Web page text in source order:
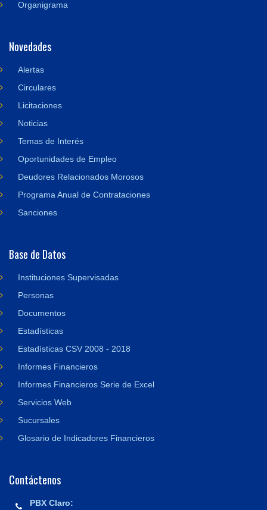
Organigrama
Novedades
Alertas
Circulares
Licitaciones
Noticias
Temas de Interés
Oportunidades de Empleo
Deudores Relacionados Morosos
Programa Anual de Contrataciones
Sanciones
Base de Datos
Instituciones Supervisadas
Personas
Documentos
Estadísticas
Estadísticas CSV 2008 - 2018
Informes Financieros
Informes Financieros Serie de Excel
Servicios Web
Sucursales
Glosario de Indicadores Financieros
Contáctenos
PBX Claro: